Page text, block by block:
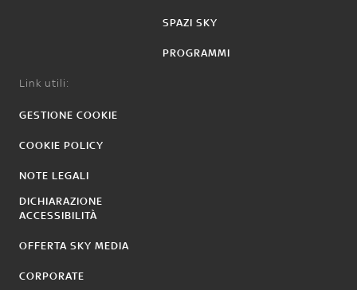
SPAZI SKY
PROGRAMMI
Link utili:
GESTIONE COOKIE
COOKIE POLICY
NOTE LEGALI
DICHIARAZIONE
ACCESSIBILITÀ
OFFERTA SKY MEDIA
CORPORATE